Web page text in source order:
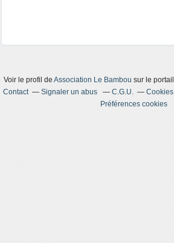
Voir le profil de Association Le Bambou sur le
Contact
Signaler un abus C.G.U.
Préférences cookies